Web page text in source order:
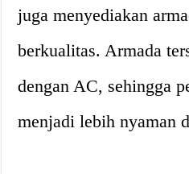
juga menyediakan
berkualitas. Armada
dengan AC, sehingga
menjadi lebih nyaman